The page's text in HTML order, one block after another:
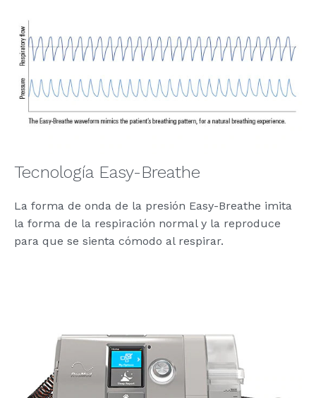
Tecnología Easy-Breathe
La forma de onda de la presión Easy-Breathe imita
la forma de la respiración normal y la reproduce
para que se sienta cómodo al respirar.